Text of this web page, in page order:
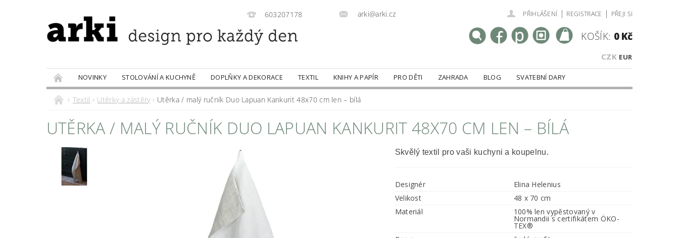
603207178 arki@arki.cz PŘIHLÁŠENÍ | REGISTRACE | PŘEJI SI
CZK EUR
KOŠÍK: 0 Kč
NOVINKY STOLOVÁNÍ A KUCHYNĚ DOPLŇKY A DEKORACE TEXTIL KNIHY A PAPÍR PRO DĚTI ZAHRADA BLOG
SVATEBNÍ DARY
PRODÁVANÉ ZNAČKY
DOBROTY
Textil Utěrky a zástěry Utěrka / malý ručník Duo Lapuan Kankurit 48x70 cm len – bílá
UTĚRKA / MALÝ RUČNÍK DUO LAPUAN KANKURIT 48X70 CM LEN – BÍLÁ
Skvělý textil pro vaši kuchyni a koupelnu.
Designér
Elina Helenius
Velikost
48 x 70 cm
Materiál
100% len vypěstovaný v
Normandii s certifikátem ÖKO-
TEX®